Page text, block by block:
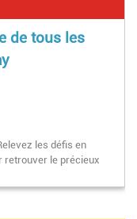
de tous les
les défis en
retrouver le précieux